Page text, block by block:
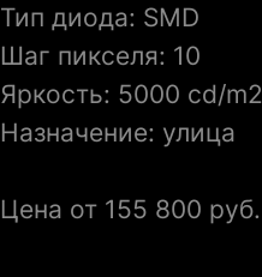
Тип диода: SMD
Шаг пикселя: 10
Яркость: 5000 cd/m2
Назначение: улица
Цена от 155 800 руб.